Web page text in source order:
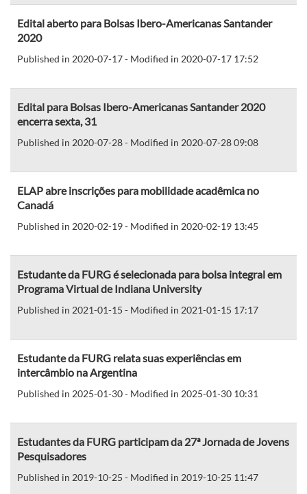
Edital aberto para Bolsas Ibero-Americanas Santander
2020
Published in 2020-07-17 - Modified in 2020-07-17 17:52
Edital para Bolsas Ibero-Americanas Santander 2020
encerra sexta, 31
Published in 2020-07-28 - Modified in 2020-07-28 09:08
ELAP abre inscrições para mobilidade acadêmica no
Canadá
Published in 2020-02-19 - Modified in 2020-02-19 13:45
Estudante da FURG é selecionada para bolsa integral em
Programa Virtual de Indiana University
Published in 2021-01-15 - Modified in 2021-01-15 17:17
Estudante da FURG relata suas experiências em
intercâmbio na Argentina
Published in 2025-01-30 - Modified in 2025-01-30 10:31
Estudantes da FURG participam da 27ª Jornada de Jovens
Pesquisadores
Published in 2019-10-25 - Modified in 2019-10-25 11:47